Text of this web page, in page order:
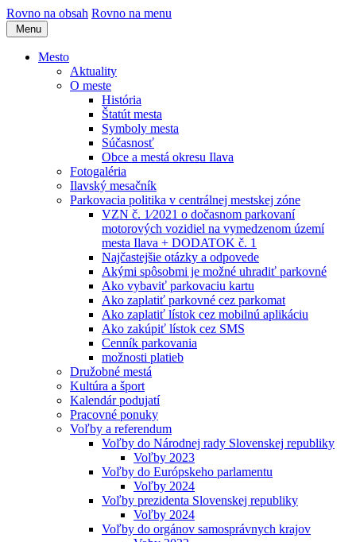
Rovno na obsah Rovno na menu
Menu
Mesto
Aktuality
O meste
História
Štatút mesta
Symboly mesta
Súčasnosť
Obce a mestá okresu Ilava
Fotogaléria
Ilavský mesačník
Parkovacia politika v centrálnej mestskej zóne
VZN č. 1⁄2021 o dočasnom parkovaní
motorových vozidiel na vymedzenom území
mesta Ilava + DODATOK č. 1
Najčastejšie otázky a odpovede
Akými spôsobmi je možné uhradiť parkovné
Ako vybaviť parkovaciu kartu
Ako zaplatiť parkovné cez parkomat
Ako zaplatiť lístok cez mobilnú aplikáciu
Ako zakúpiť lístok cez SMS
Cenník parkovania
možnosti platieb
Družobné mestá
Kultúra a šport
Kalendár podujatí
Pracovné ponuky
Voľby a referendum
Voľby do Národnej rady Slovenskej republiky
Voľby 2023
Voľby do Európskeho parlamentu
Voľby 2024
Voľby prezidenta Slovenskej republiky
Voľby 2024
Voľby do orgánov samosprávnych krajov